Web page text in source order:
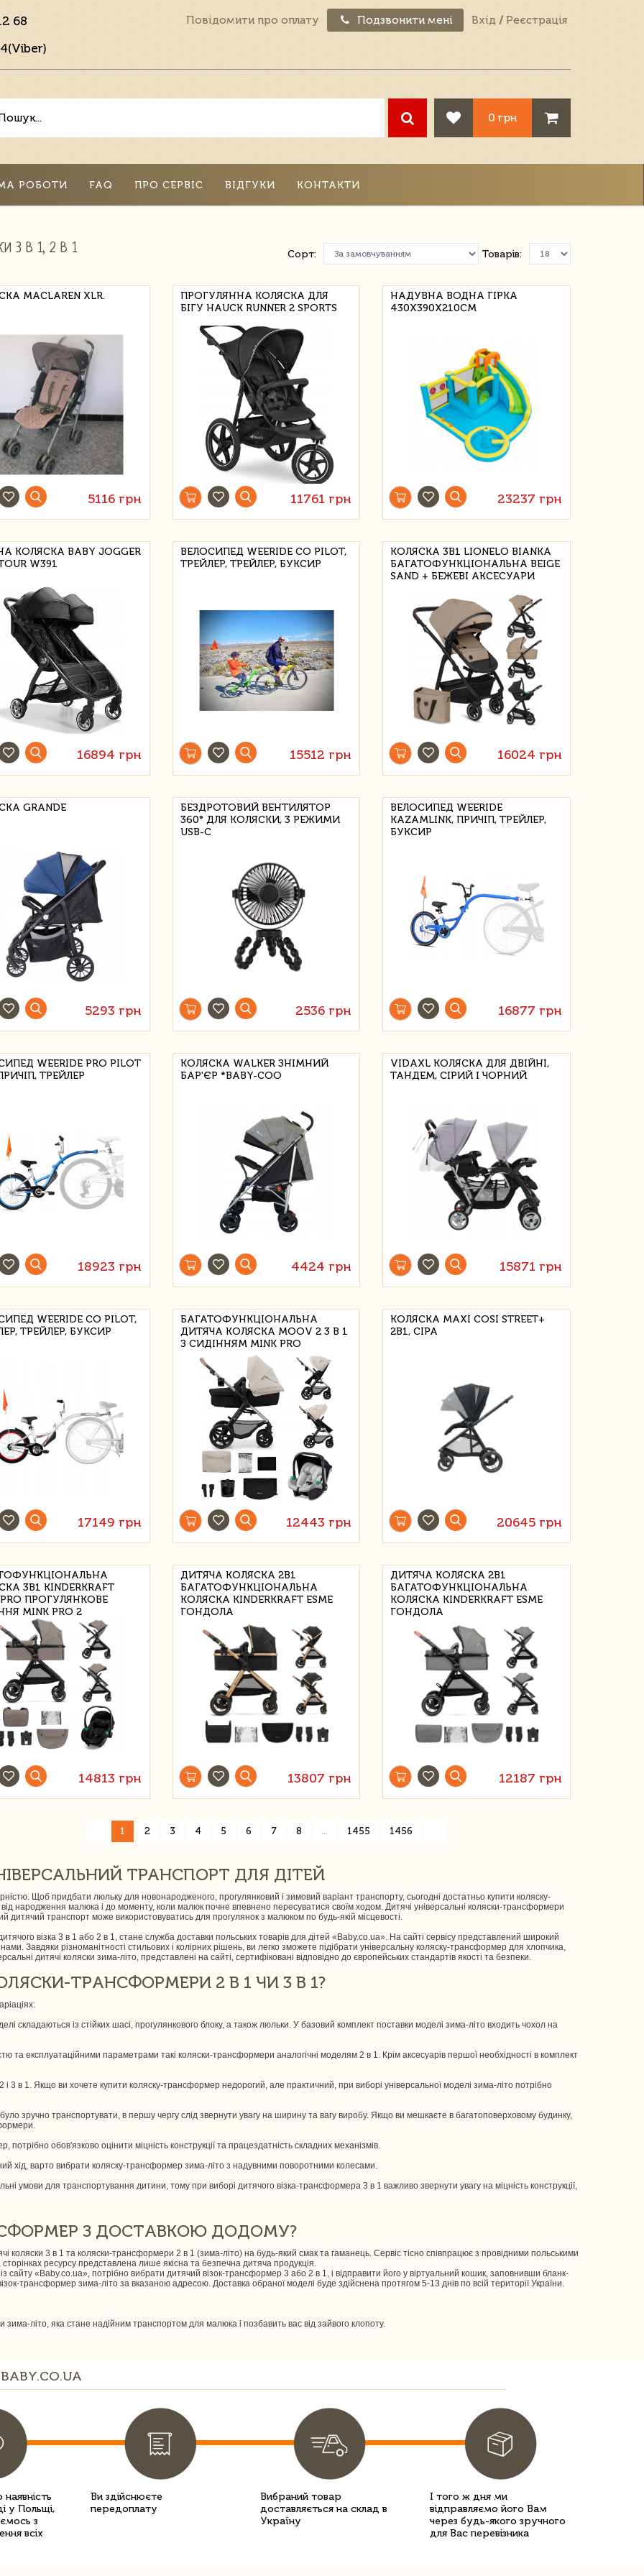
68
Повідомити про оплату Подзвонити мені Вхід / Реєстрація
0 грн
РОБОТИ FAQ ПРО СЕРВІС ВІДГУКИ КОНТАКТИ
3 В 1, 2 В 1 Товарів:
Сорт:
MACLAREN XLR.
5116 грн
ПРОГУЛЯННА КОЛЯСКА ДЛЯ
БІГУ HAUCK RUNNER 2 SPORTS
11761 грн
НАДУВНА ВОДНА ГІРКА
430Х390Х210СМ
23237 грн
КОЛЯСКА BABY JOGGER
W391
16894 грн
ВЕЛОСИПЕД WEERIDE CO PILOT,
ТРЕЙЛЕР, ТРЕЙЛЕР, БУКСИР
15512 грн
КОЛЯСКА 3В1 LIONELO BIANKA
БАГАТОФУНКЦІОНАЛЬНА BEIGE
SAND + БЕЖЕВІ АКСЕСУАРИ
16024 грн
GRANDE
5293 грн
БЕЗДРОТОВИЙ ВЕНТИЛЯТОР
360° ДЛЯ КОЛЯСКИ, 3 РЕЖИМИ
USB-C
2536 грн
ВЕЛОСИПЕД WEERIDE
KAZAMLINK, ПРИЧІП, ТРЕЙЛЕР,
БУКСИР
16877 грн
WEERIDE PRO PILOT
ТРЕЙЛЕР
18923 грн
КОЛЯСКА WALKER ЗНІМНИЙ
БАР'ЄР *BABY-COO
4424 грн
VIDAXL КОЛЯСКА ДЛЯ ДВІЙНІ,
ТАНДЕМ, СІРИЙ І ЧОРНИЙ
15871 грн
WEERIDE CO PILOT,
ТРЕЙЛЕР, БУКСИР
17149 грн
БАГАТОФУНКЦІОНАЛЬНА
ДИТЯЧА КОЛЯСКА MOOV 2 3 В 1
З СИДІННЯМ MINK PRO
12443 грн
КОЛЯСКА MAXI COSI STREET+
2В1, СІРА
20645 грн
3В1 KINDERKRAFT
PRO ПРОГУЛЯНКОВЕ
MINK PRO 2
14813 грн
ДИТЯЧА КОЛЯСКА 2В1
БАГАТОФУНКЦІОНАЛЬНА
КОЛЯСКА KINDERKRAFT ESME
ГОНДОЛА
13807 грн
ДИТЯЧА КОЛЯСКА 2В1
БАГАТОФУНКЦІОНАЛЬНА
КОЛЯСКА KINDERKRAFT ESME
ГОНДОЛА
12187 грн
1 2 3 4 5 6 7 8 ... 1455 1456
ТРАНСПОРТ ДЛЯ ДІТЕЙ
Щоб придбати люльку для новонародженого, прогулянковий і зимовий варіант транспорту, сьогодні достатньо купити коляску-
народження малюка і до моменту, коли малюк почне впевнено пересуватися своїм ходом. Дитячі універсальні коляски-трансформери
дитячий транспорт може використовуватись для прогулянок з малюком по будь-якій місцевості.
візка 3 в 1 або 2 в 1, стане служба доставки польських товарів для дітей «Baby.co.ua». На сайті сервісу представлений широкий
Завдяки різноманітності стильових і колірних рішень, ви легко зможете підібрати універсальну коляску-трансформер для хлопчика,
дитячі коляски зима-літо, представлені на сайті, сертифіковані відповідно до європейських стандартів якості та безпеки.
ТРАНСФОРМЕРИ 2 В 1 ЧИ 3 В 1?
складаються із стійких шасі, прогулянкового блоку, а також люльки. У базовий комплект поставки моделі зима-літо входить чохол на
та експлуатаційними параметрами такі коляски-трансформери аналогічні моделям 2 в 1. Крім аксесуарів першої необхідності в комплект
і 3 в 1. Якщо ви хочете купити коляску-трансформер недорогий, але практичний, при виборі універсальної моделі зима-літо потрібно
зручно транспортувати, в першу чергу слід звернути увагу на ширину та вагу виробу. Якщо ви мешкаєте в багатоповерховому будинку,
потрібно обов'язково оцінити міцність конструкції та працездатність складних механізмів.
хід, варто вибрати коляску-трансформер зима-літо з надувними поворотними колесами.
умови для транспортування дитини, тому при виборі дитячого візка-трансформера 3 в 1 важливо звернути увагу на міцність конструкції,
З ДОСТАВКОЮ ДОДОМУ?
коляски 3 в 1 та коляски-трансформери 2 в 1 (зима-літо) на будь-який смак та гаманець. Сервіс тісно співпрацює з провідними польськими
ресурсу представлена ​​лише якісна та безпечна дитяча продукція.
«Baby.co.ua», потрібно вибрати дитячий візок-трансформер 3 або 2 в 1, і відправити його у віртуальний кошик, заповнивши бланк-
трансформер зима-літо за вказаною адресою. Доставка обраної моделі буде здійснена протягом 5-13 днів по всій території України.
зима-літо, яка стане надійним транспортом для малюка і позбавить вас від зайвого клопоту.
у Польщі,
з
всіх
Ви здійснюєте
передоплату
Вибраний товар
доставляється на склад в
Україну
І того ж дня ми
відправляємо його Вам
через будь-якого зручного
для Вас перевізника